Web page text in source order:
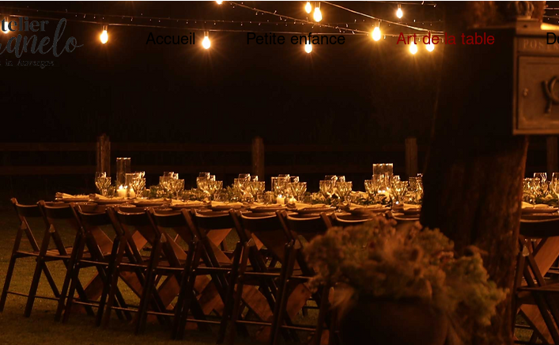
Accueil Petite enfance Art de la table